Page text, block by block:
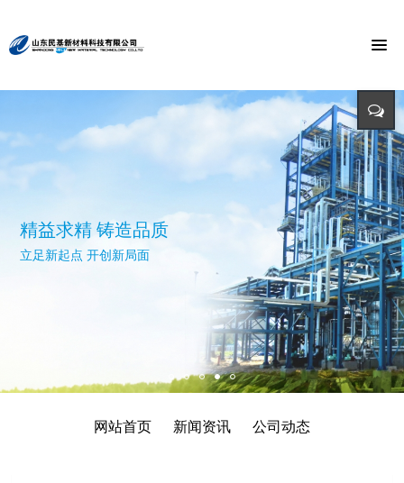
招标公告
招标详情及投标方式请点击查询（测试）
打造氯乙酸世界第一品牌
迈向世界价值链高端 打造世界精细化工绿色基地 创造氯乙酸国际
与时俱进 与市俱进 与世俱进
依靠科技创新 发展循环经济
精益求精 铸造品质
立足新起点 开创新局面
节能环保 捍卫能源
网站首页 新闻资讯 公司动态